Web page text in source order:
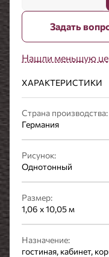
Задать
Нашли меньшую
ХАРАКТЕРИСТИКИ
Страна производства:
Германия
Рисунок:
Однотонный
Размер:
1,06 x 10,05 м
Назначение:
гостиная, кабинет,